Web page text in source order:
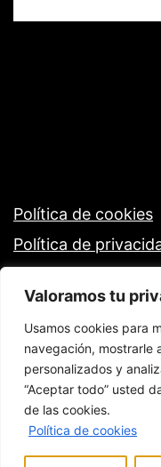
Valoramos tu
Usamos cookies para
navegación, mostrarle
personalizados y
“Aceptar todo” usted
de las cookies.
Política de cookies
Política de cookies
Política de